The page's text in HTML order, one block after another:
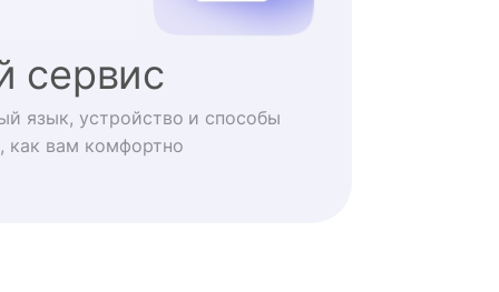
сервис
язык, устройство и способы
как вам комфортно